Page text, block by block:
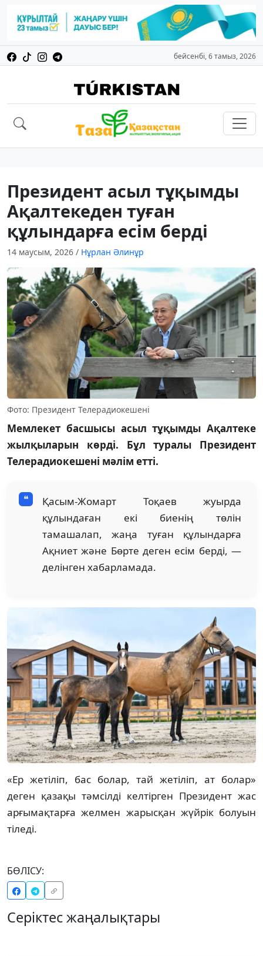
бейсенбі, 6 тамыз, 2026
Президент асыл тұқымды
Ақалтекеден туған
құлындарға есім берді
14 маусым, 2026 / Нұрлан Әлинұр
Фото: Президент Телерадиокешені
Мемлекет басшысы асыл тұқымды Ақалтеке
жылқыларын көрді. Бұл туралы Президент
Телерадиокешені мәлім етті.
Қасым-Жомарт Тоқаев жуырда
құлындаған екі биенің төлін
тамашалап, жаңа туған құлындарға
Ақниет және Бөрте деген есім берді, —
делінген хабарламада.
«Ер жетіліп, бас болар, тай жетіліп, ат болар»
деген қазақы тәмсілді келтірген Президент жас
арғымақтарға желмен жарысқан жүйрік болуын
тіледі.
БӨЛІСУ:
Серіктес жаңалықтары